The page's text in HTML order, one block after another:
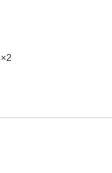
換・アメニティの